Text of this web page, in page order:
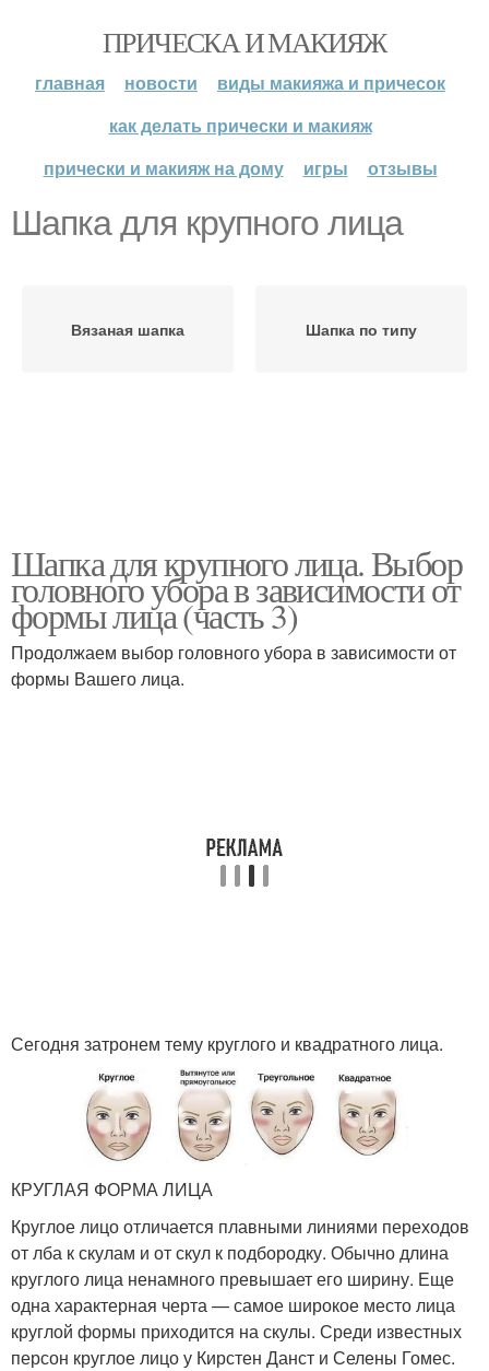
ПРИЧЕСКА И МАКИЯЖ
главная новости
виды макияжа и причесок
как делать прически и макияж
прически и макияж на дому
игры отзывы
Шапка для крупного лица
Вязаная шапка Шапка по типу
Шапка для крупного лица. Выбор
головного убора в зависимости от
формы лица (часть 3)
Продолжаем выбор головного убора в зависимости от
формы Вашего лица.
Сегодня затронем тему круглого и квадратного лица.
КРУГЛАЯ ФОРМА ЛИЦА
Круглое лицо отличается плавными линиями переходов
от лба к скулам и от скул к подбородку. Обычно длина
круглого лица ненамного превышает его ширину. Еще
одна характерная черта — самое широкое место лица
круглой формы приходится на скулы. Среди известных
персон круглое лицо у Кирстен Данст и Селены Гомес.